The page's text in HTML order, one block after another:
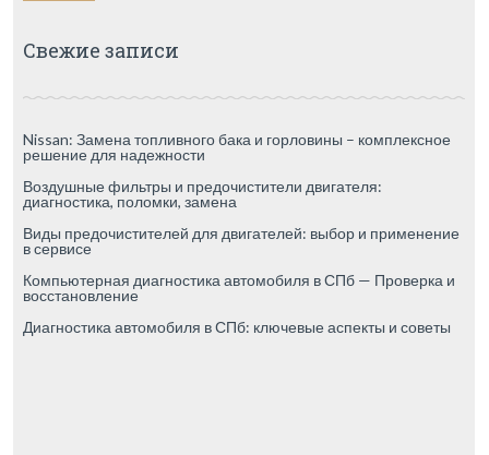
Свежие записи
Nissan: Замена топливного бака и горловины – комплексное
решение для надежности
Воздушные фильтры и предочистители двигателя:
диагностика, поломки, замена
Виды предочистителей для двигателей: выбор и применение
в сервисе
Компьютерная диагностика автомобиля в СПб — Проверка и
восстановление
Диагностика автомобиля в СПб: ключевые аспекты и советы